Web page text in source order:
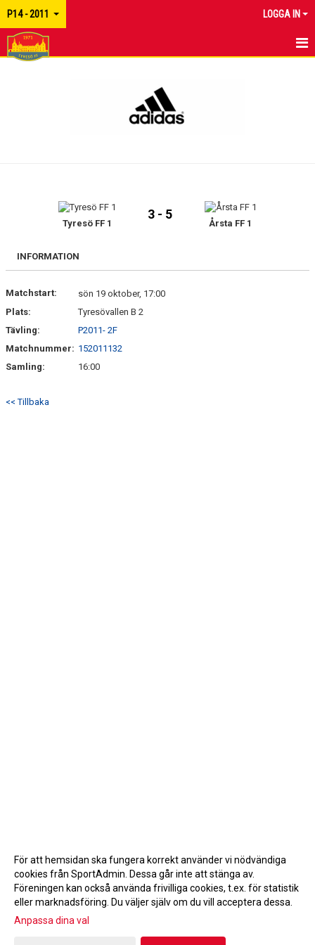
P14 - 2011 LOGGA IN
DOKUMENT
Tyresö FF 1
3 - 5
Årsta FF 1
INFORMATION
Matchstart:
sön 19 oktober, 17:00
Plats:
Tyresövallen B 2
Tävling:
P2011- 2F
Matchnummer: 152011132
Samling:
16:00
<< Tillbaka
Gå till Webbversion
För att hemsidan ska fungera korrekt använder vi nödvändiga
cookies från SportAdmin. Dessa går inte att stänga av.
Föreningen kan också använda frivilliga cookies, t.ex. för statistik
eller marknadsföring. Du väljer själv om du vill acceptera dessa.
Anpassa dina val